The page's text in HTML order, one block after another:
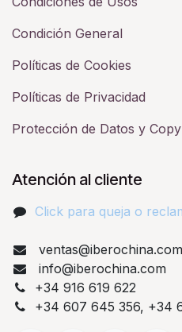
Condición General
Políticas de Cookies
Políticas de Privacidad
Protección de Datos y
Atención al cliente
Click para queja o
ventas@iberochina.com
info@iberochina.com
+34 916 619 622
+34 607 645 356, +34